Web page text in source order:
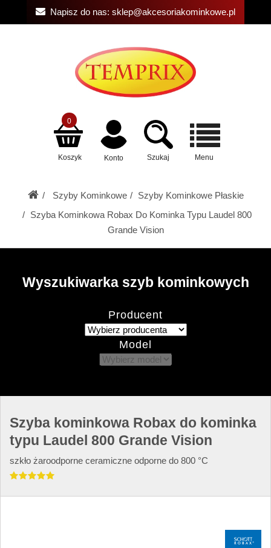
Napisz do nas: sklep@akcesoriakominkowe.pl
Koszyk
0
Konto Szukaj Menu
Szyby Kominkowe
Szyby Kominkowe Płaskie
Szyba Kominkowa Robax Do Kominka Typu Laudel 800
Grande Vision
Wyszukiwarka szyb kominkowych
Producent
Model
Szyba kominkowa Robax do kominka
typu Laudel 800 Grande Vision
szkło żaroodporne ceramiczne odporne do 800 °C